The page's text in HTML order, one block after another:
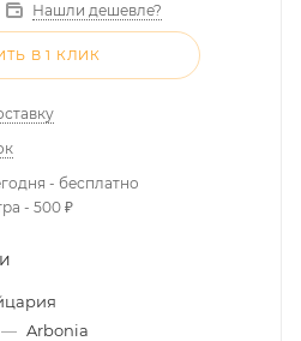
Нашли дешевле?
В 1 КЛИК
- бесплатно
- 500 ₽
— Arbonia